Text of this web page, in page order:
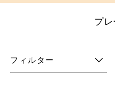
プレ
フィルター